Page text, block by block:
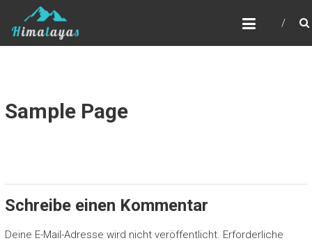
springen
SOYOO
Sample Page
Schreibe einen Kommentar
Deine E-Mail-Adresse wird nicht veröffentlicht. Erforderliche